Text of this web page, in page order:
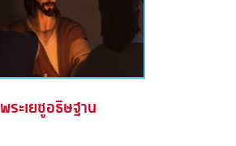
พระเยซูอธิษฐาน